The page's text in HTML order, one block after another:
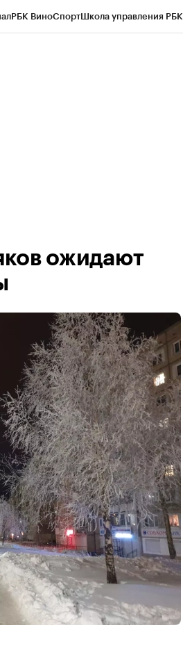
РБК ВиноСпортШкола управления РБК
ожидают